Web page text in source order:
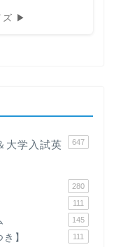
ズ ▶
大学入試英
647
280
111
145
】 111